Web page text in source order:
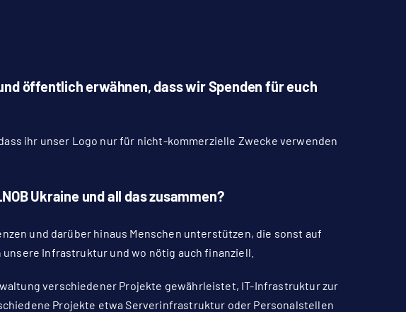
öffentlich erwähnen, dass wir Spenden für euch
ihr unser Logo nur für nicht-kommerzielle Zwecke verwenden
Ukraine und all das zusammen?
und darüber hinaus Menschen unterstützen, die sonst auf
Infrastruktur und wo nötig auch finanziell.
verschiedener Projekte gewährleistet, IT-Infrastruktur zur
Projekte etwa Serverinfrastruktur oder Personalstellen